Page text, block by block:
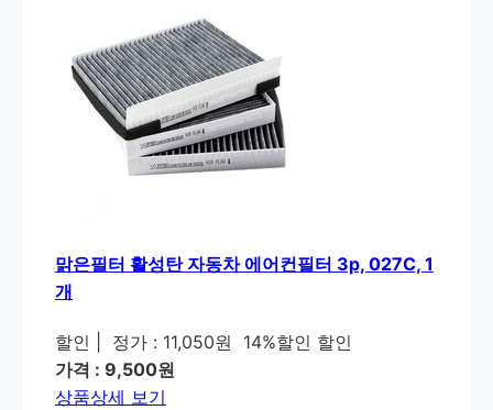
맑은필터 활성탄 자동차 에어컨필터 3p, 027C, 1
개
할인 정가 : 11,050원
14%할인 할인
가격 : 9,500원
상품상세 보기